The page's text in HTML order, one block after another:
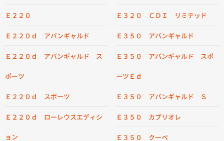
Ｅ２２０
Ｅ２２０ｄ アバンギャルド
Ｅ２２０ｄ アバンギャルド ス
ポーツ
Ｅ２２０ｄ スポーツ
Ｅ２２０ｄ ローレウスエディシ
ョン
Ｅ３２０ ＣＤＩ リミテッド
Ｅ３５０ アバンギャルド
Ｅ３５０ アバンギャルド スポ
ーツＥｄ
Ｅ３５０ アバンギャルド Ｓ
Ｅ３５０ カブリオレ
Ｅ３５０ クーペ